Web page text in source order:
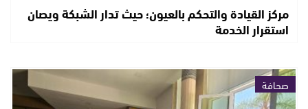
مركز القيادة والتحكم بالعيون؛ حيث تدار الشبكة ويصان
استقرار الخدمة
صحافة